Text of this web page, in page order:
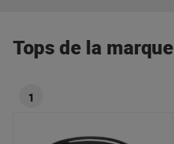
Tops de la marque
1